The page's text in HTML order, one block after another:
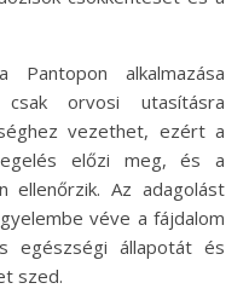
alkalmazása
orvosi utasításra
vezethet, ezért a
előzi meg, és a
ellenőrzik. Az adagolást
véve a fájdalom
egészségi állapotát és
szed.